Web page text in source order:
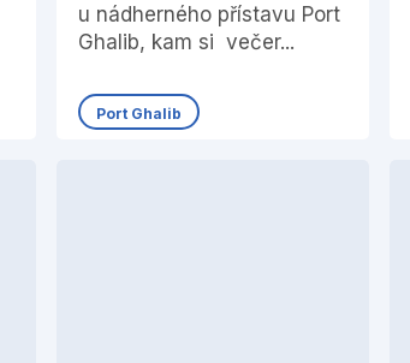
u nádherného přístavu Port
Ghalib, kam si večer...
Port Ghalib